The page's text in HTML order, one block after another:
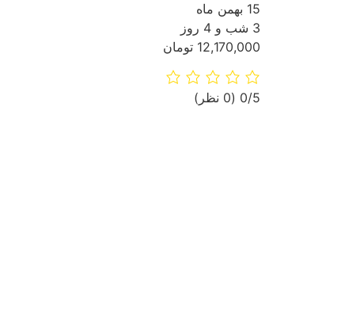
15 بهمن ماه
3 شب و 4 روز
12,170,000 تومان
‫0/5 ‫(0 نظر)